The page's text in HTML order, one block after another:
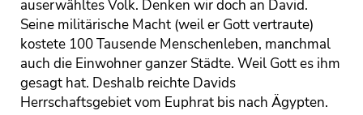
auserwähltes Volk. Denken wir doch an David.
Seine militärische Macht (weil er Gott vertraute)
kostete 100 Tausende Menschenleben, manchmal
auch die Einwohner ganzer Städte. Weil Gott es ihm
gesagt hat. Deshalb reichte Davids
Herrschaftsgebiet vom Euphrat bis nach Ägypten.